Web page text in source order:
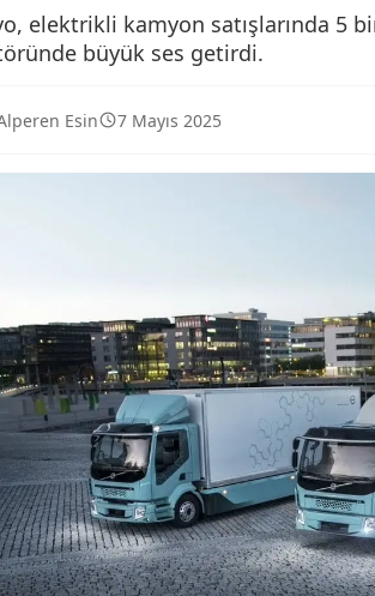
elektrikli kamyon satışlarında 5
büyük ses getirdi.
Esin 7 Mayıs 2025